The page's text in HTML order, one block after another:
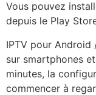
Vous pouvez
depuis le Play
IPTV pour
sur smartphones
minutes, la
commencer à